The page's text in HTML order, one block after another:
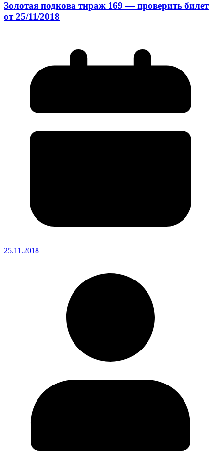
Золотая подкова тираж 169 — проверить билет
от 25/11/2018
25.11.2018